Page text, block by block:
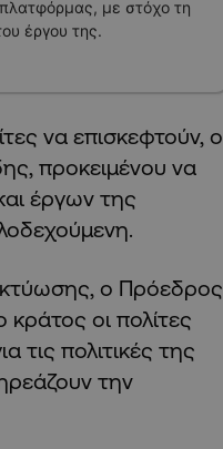
με στόχο τη
έργου της.
να επισκεφτούν, ο
προκειμένου να
έργων της
ο Πρόεδρος
οι πολίτες
τις πολιτικές της
την